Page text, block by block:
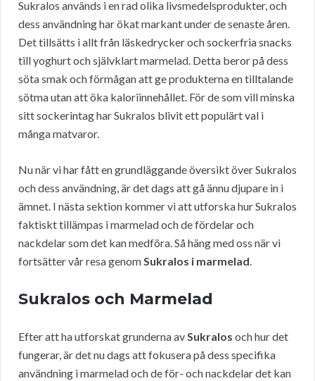
Sukralos används i en rad olika livsmedelsprodukter, och
dess användning har ökat markant under de senaste åren.
Det tillsätts i allt från läskedrycker och sockerfria snacks
till yoghurt och självklart marmelad. Detta beror på dess
söta smak och förmågan att ge produkterna en tilltalande
sötma utan att öka kaloriinnehållet. För de som vill minska
sitt sockerintag har Sukralos blivit ett populärt val i
många matvaror.
Nu när vi har fått en grundläggande översikt över Sukralos
och dess användning, är det dags att gå ännu djupare in i
ämnet. I nästa sektion kommer vi att utforska hur Sukralos
faktiskt tillämpas i marmelad och de fördelar och
nackdelar som det kan medföra. Så häng med oss när vi
fortsätter vår resa genomSukralos i marmelad.
Sukralos och Marmelad
Efter att ha utforskat grunderna avSukralos och hur det
fungerar, är det nu dags att fokusera på dess specifika
användning i marmelad och de för- och nackdelar det kan